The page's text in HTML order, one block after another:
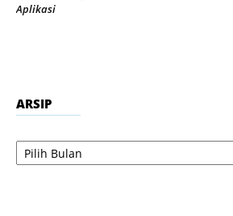
Aplikasi
ARSIP
Arsip